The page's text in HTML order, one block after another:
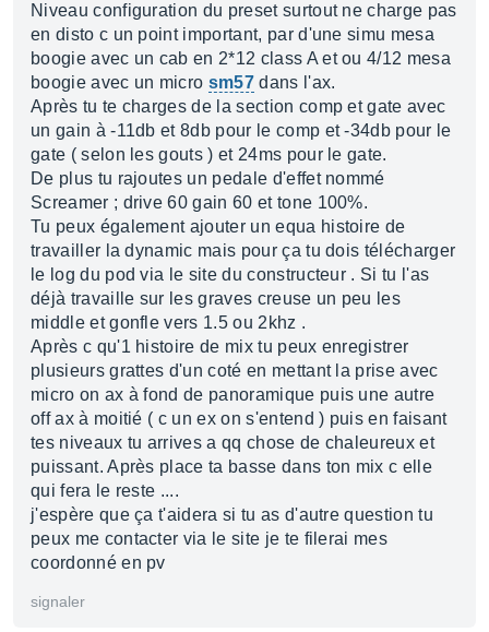
Niveau configuration du preset surtout ne charge pas
en disto c un point important, par d'une simu mesa
boogie avec un cab en 2*12 class A et ou 4/12 mesa
boogie avec un micro sm57 dans l'ax.
Après tu te charges de la section comp et gate avec
un gain à -11db et 8db pour le comp et -34db pour le
gate ( selon les gouts ) et 24ms pour le gate.
De plus tu rajoutes un pedale d'effet nommé
Screamer ; drive 60 gain 60 et tone 100%.
Tu peux également ajouter un equa histoire de
travailler la dynamic mais pour ça tu dois télécharger
le log du pod via le site du constructeur . Si tu l'as
déjà travaille sur les graves creuse un peu les
middle et gonfle vers 1.5 ou 2khz .
Après c qu'1 histoire de mix tu peux enregistrer
plusieurs grattes d'un coté en mettant la prise avec
micro on ax à fond de panoramique puis une autre
off ax à moitié ( c un ex on s'entend ) puis en faisant
tes niveaux tu arrives a qq chose de chaleureux et
puissant. Après place ta basse dans ton mix c elle
qui fera le reste ....
j'espère que ça t'aidera si tu as d'autre question tu
peux me contacter via le site je te filerai mes
coordonné en pv
signaler